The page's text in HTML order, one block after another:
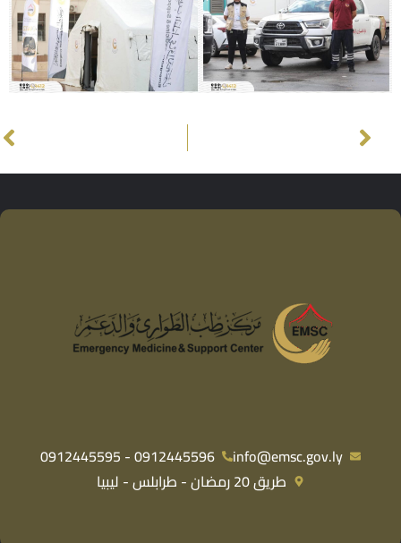
info@emsc.gov.ly
0912445596 - 0912445595
طريق 20 رمضان - طرابلس - ليبيا